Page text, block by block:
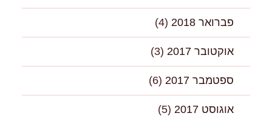
פברואר 2018 (4)
אוקטובר 2017 (3)
ספטמבר 2017 (6)
אוגוסט 2017 (5)